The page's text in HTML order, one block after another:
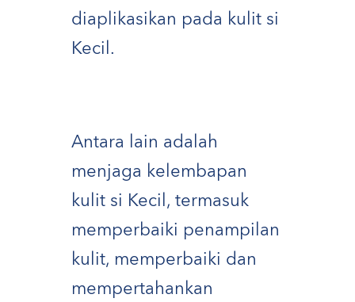
diaplikasikan pada kulit si
Kecil.
Antara lain adalah
menjaga kelembapan
kulit si Kecil, termasuk
memperbaiki penampilan
kulit, memperbaiki dan
mempertahankan